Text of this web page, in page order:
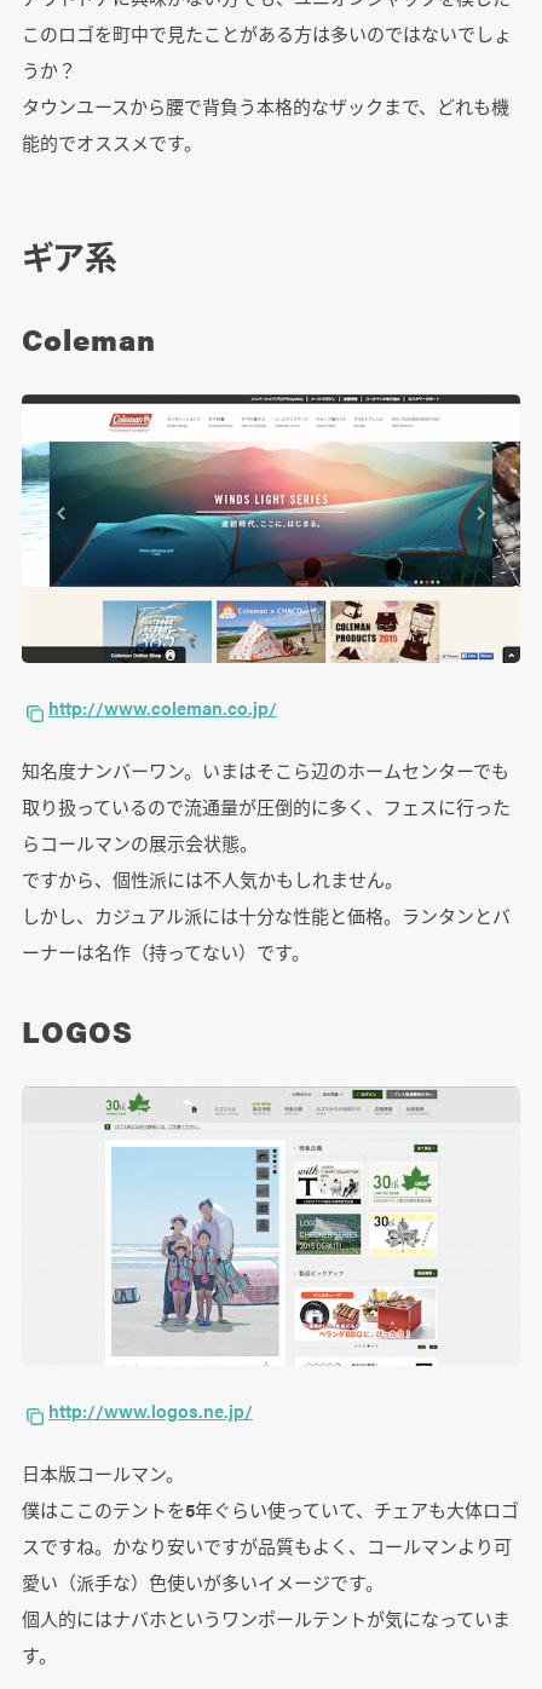
このロゴを町中で見たことがある方は多いのではないでしょ
うか？
タウンユースから腰で背負う本格的なザックまで、どれも機
能的でオススメです。
ギア系
Coleman
http://www.coleman.co.jp/
知名度ナンバーワン。いまはそこら辺のホームセンターでも
取り扱っているので流通量が圧倒的に多く、フェスに行った
らコールマンの展示会状態。
ですから、個性派には不人気かもしれません。
しかし、カジュアル派には十分な性能と価格。ランタンとバ
ーナーは名作（持ってない）です。
LOGOS
http://www.logos.ne.jp/
日本版コールマン。
僕はここのテントを5年ぐらい使っていて、チェアも大体ロゴ
スですね。かなり安いですが品質もよく、コールマンより可
愛い（派手な）色使いが多いイメージです。
個人的にはナバホというワンポールテントが気になっていま
す。